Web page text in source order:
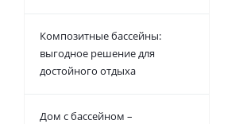
Композитные бассейны:
выгодное решение для
достойного отдыха
Дом с бассейном –